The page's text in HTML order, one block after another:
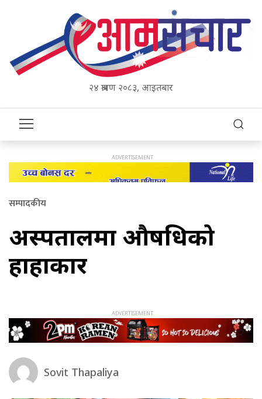
२४ श्रावण २०८३, आइतबार
सम्पादकीय
अस्पतालमा औषधिको
हाहाकार
Sovit Thapaliya